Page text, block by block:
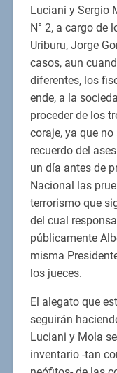
Luciani y Sergio
N° 2, a cargo de
Uriburu, Jorge
casos, aun
diferentes, los
ende, a la
proceder de los
coraje, ya que
recuerdo del
un día antes de
Nacional las
terrorismo que
del cual
públicamente
misma
los jueces.
El alegato que
seguirán
Luciani y Mola
inventario -tan